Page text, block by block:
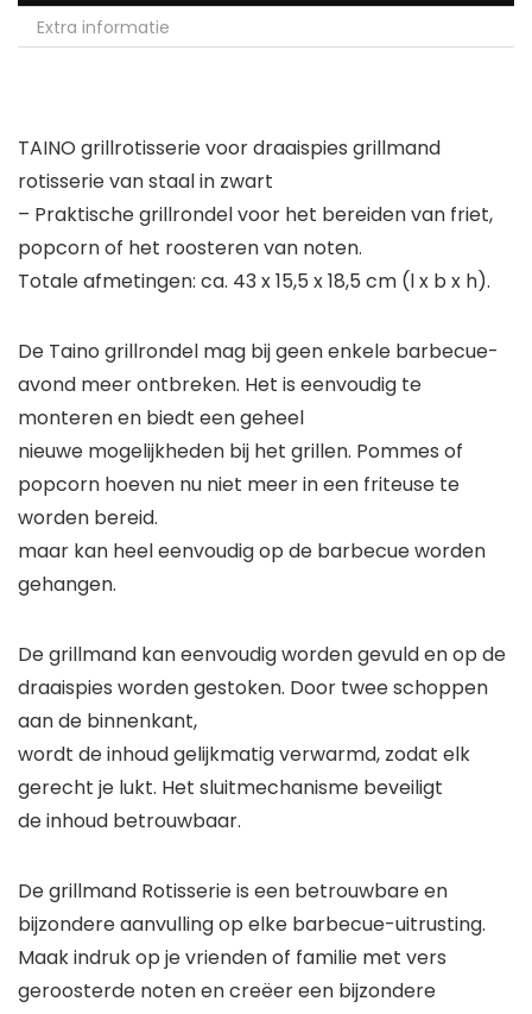
Extra informatie
TAINO grillrotisserie voor draaispies grillmand
rotisserie van staal in zwart
– Praktische grillrondel voor het bereiden van friet,
popcorn of het roosteren van noten.
Totale afmetingen: ca. 43 x 15,5 x 18,5 cm (l x b x h).
De Taino grillrondel mag bij geen enkele barbecue-
avond meer ontbreken. Het is eenvoudig te
monteren en biedt een geheel
nieuwe mogelijkheden bij het grillen. Pommes of
popcorn hoeven nu niet meer in een friteuse te
worden bereid.
maar kan heel eenvoudig op de barbecue worden
gehangen.
De grillmand kan eenvoudig worden gevuld en op de
draaispies worden gestoken. Door twee schoppen
aan de binnenkant,
wordt de inhoud gelijkmatig verwarmd, zodat elk
gerecht je lukt. Het sluitmechanisme beveiligt
de inhoud betrouwbaar.
De grillmand Rotisserie is een betrouwbare en
bijzondere aanvulling op elke barbecue-uitrusting.
Maak indruk op je vrienden of familie met vers
geroosterde noten en creëer een bijzondere